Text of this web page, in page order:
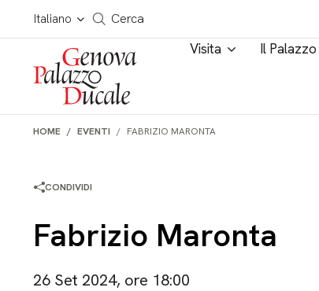
Salta al contenuto
Italiano
Cerca in tutto il sito
Cerca
Visita Il Palazzo
HOME EVENTI FABRIZIO MARONTA
CONDIVIDI
Fabrizio Maronta
26 Set 2024, ore 18:00